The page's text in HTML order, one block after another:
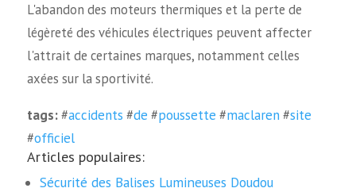
L'abandon des moteurs thermiques et la perte de
légèreté des véhicules électriques peuvent affecter
l'attrait de certaines marques, notamment celles
axées sur la sportivité.
tags:#accidents #de #poussette #maclaren #site
#officiel
Articles populaires:
Sécurité des Balises Lumineuses Doudou